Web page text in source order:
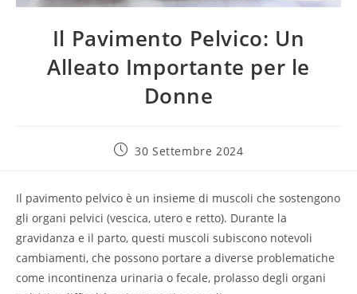
Il Pavimento Pelvico: Un
Alleato Importante per le
Donne
30 Settembre 2024
Il pavimento pelvico è un insieme di muscoli che sostengono
gli organi pelvici (vescica, utero e retto). Durante la
gravidanza e il parto, questi muscoli subiscono notevoli
cambiamenti, che possono portare a diverse problematiche
come incontinenza urinaria o fecale, prolasso degli organi